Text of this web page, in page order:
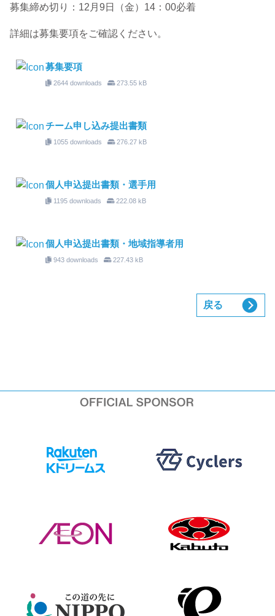
募集締め切り：12月9日（金）14：00必着
詳細は募集要項をご確認ください。
募集要項
2644 downloads 273.55 kB
チーム申し込み提出書類
1055 downloads 276.27 kB
個人申込提出書類・選手用
1195 downloads 222.08 kB
個人申込提出書類・地域指導者用
943 downloads 227.43 kB
戻る